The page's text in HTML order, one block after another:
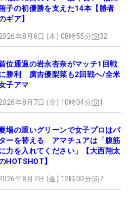
子の初優勝を支えた14本【勝者
ギア】
年8月6日 (木) 08時55分 32
位通過の岩永杏奈がマッチ1回戦
勝利 廣吉優梨菜も2回戦へ/全米
子アマ
年8月7日 (金) 10時04分 1
場の重いグリーンで女子プロはパ
ーを替える アマチュアは「腹筋
力を入れてください」【大西翔太
HOTSHOT】
年8月7日 (金) 12時00分 7